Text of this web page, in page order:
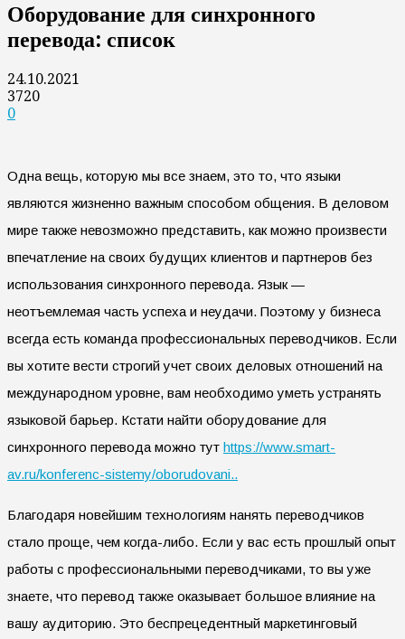
Оборудование для синхронного
перевода: список
24.10.2021
3720
0
Одна вещь, которую мы все знаем, это то, что языки
являются жизненно важным способом общения. В деловом
мире также невозможно представить, как можно произвести
впечатление на своих будущих клиентов и партнеров без
использования синхронного перевода. Язык —
неотъемлемая часть успеха и неудачи. Поэтому у бизнеса
всегда есть команда профессиональных переводчиков. Если
вы хотите вести строгий учет своих деловых отношений на
международном уровне, вам необходимо уметь устранять
языковой барьер. Кстати найти оборудование для
синхронного перевода можно тут https://www.smart-
av.ru/konferenc-sistemy/oborudovani..
Благодаря новейшим технологиям нанять переводчиков
стало проще, чем когда-либо. Если у вас есть прошлый опыт
работы с профессиональными переводчиками, то вы уже
знаете, что перевод также оказывает большое влияние на
вашу аудиторию. Это беспрецедентный маркетинговый